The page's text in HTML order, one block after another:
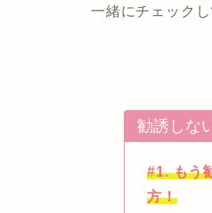
一緒にチェックし
勧誘しな
#1. もう
方！